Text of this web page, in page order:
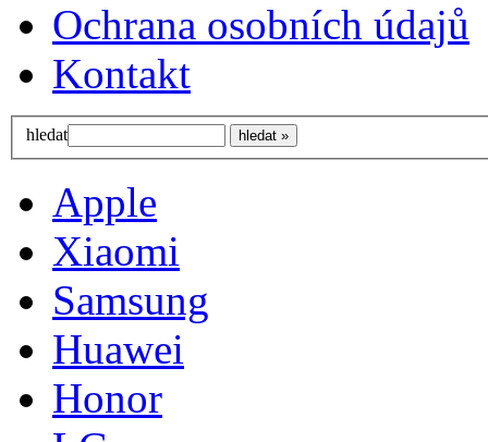
Ochrana osobních údajů
Kontakt
hledat
Apple
Xiaomi
Samsung
Huawei
Honor